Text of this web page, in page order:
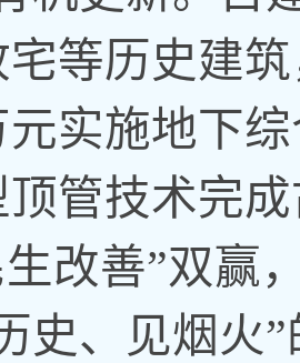
等历史建
元实施地下
管技术完
生改善”双赢
史、见烟火